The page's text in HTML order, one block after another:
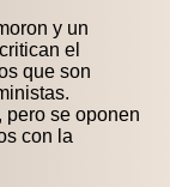
y un
el
que son
pero se oponen
con la